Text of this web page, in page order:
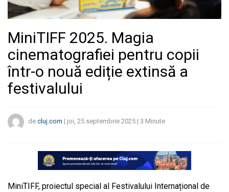
MiniTIFF 2025. Magia
cinematografiei pentru copii
într-o nouă ediție extinsă a
festivalului
de cluj.com | joi, 25 septembrie 2025 | 3 Minute
MiniTIFF, proiectul special al Festivalului Internațional de